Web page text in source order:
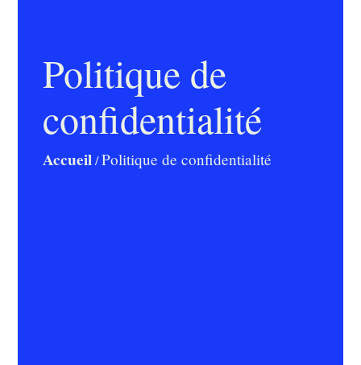
Politique de
confidentialité
Accueil/Politique de confidentialité